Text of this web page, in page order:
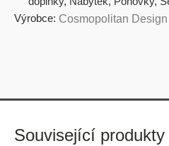
Výrobce: Cosmopolitan Design
Související produkty